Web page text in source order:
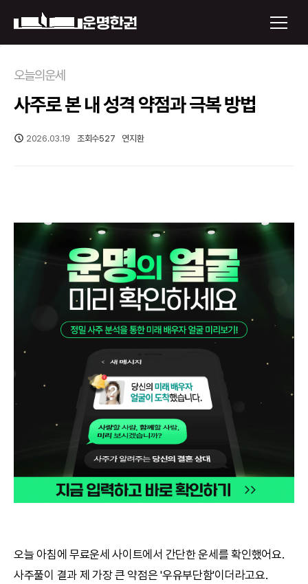
운명한권 보기
미래 배우자 얼굴
신년운세
토정비결
오늘의 운세
수리사주
문의사항
회원가입
오늘의운세
사주로 본 내 성격 약점과 극복 방법
2026.03.19 조회수527 연지환
오늘 아침에 무료운세 사이트에서 간단한 운세를 확인했어요.
사주풀이 결과 제 가장 큰 약점은 '우유부단함'이더라고요.